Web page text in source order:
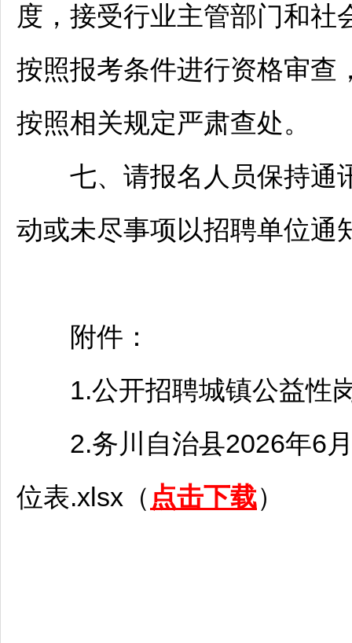
度，接受行业主管部门和社
按照报考条件进行资格审查
按照相关规定严肃查处。
七、请报名人员保持通
动或未尽事项以招聘单位通
附件：
1.公开招聘城镇公益性
2.务川 自治县2026年6
位表.xlsx（ 点击下载）